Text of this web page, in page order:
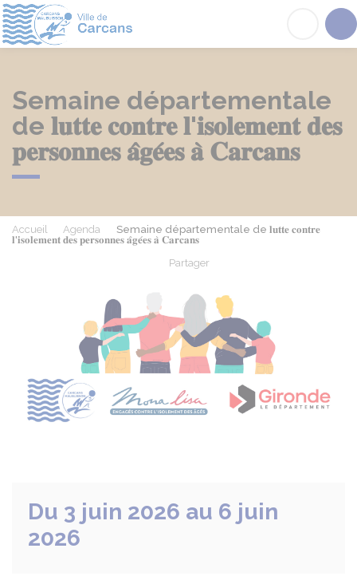
Semaine départementale
de 𝐥𝐮𝐭𝐭𝐞 𝐜𝐨𝐧𝐭𝐫𝐞 𝐥'𝐢𝐬𝐨𝐥𝐞𝐦𝐞𝐧𝐭 𝐝𝐞𝐬
𝐩𝐞𝐫𝐬𝐨𝐧𝐧𝐞𝐬 𝐚̂𝐠𝐞́𝐞𝐬 𝐚̀ 𝐂𝐚𝐫𝐜𝐚𝐧𝐬
Accueil Agenda
Semaine départementale de 𝐥𝐮𝐭𝐭𝐞 𝐜𝐨𝐧𝐭𝐫𝐞
𝐥'𝐢𝐬𝐨𝐥𝐞𝐦𝐞𝐧𝐭 𝐝𝐞𝐬 𝐩𝐞𝐫𝐬𝐨𝐧𝐧𝐞𝐬 𝐚̂𝐠𝐞́𝐞𝐬 𝐚̀ 𝐂𝐚𝐫𝐜𝐚𝐧𝐬
Partager
Du 3 juin 2026 au 6 juin
2026